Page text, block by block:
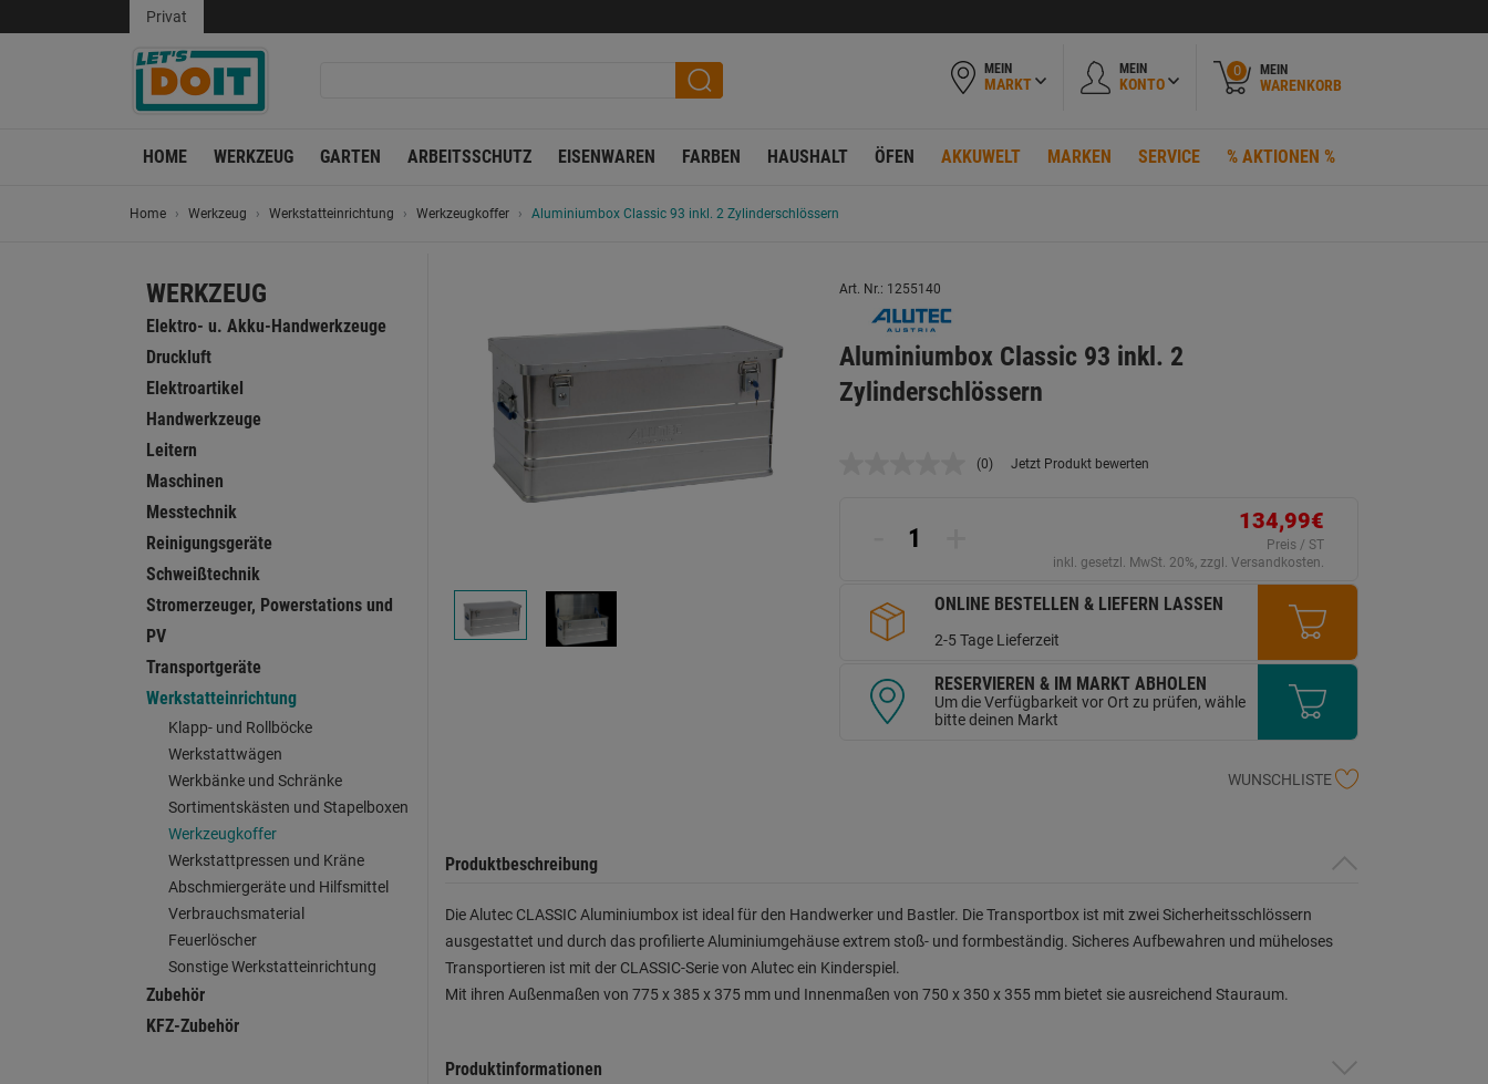
Privat
MEIN
MARKT
MEIN
KONTO
0 MEIN
WARENKORB
HOME WERKZEUG GARTEN ARBEITSSCHUTZ EISENWAREN FARBEN HAUSHALT ÖFEN AKKUWELT MARKEN SERVICE % AKTIONEN %
Home Werkzeug Werkstatteinrichtung Werkzeugkoffer Aluminiumbox Classic 93 inkl. 2 Zylinderschlössern
WERKZEUG
Elektro- u. Akku-Handwerkzeuge
Druckluft
Elektroartikel
Handwerkzeuge
Leitern
Maschinen
Messtechnik
Reinigungsgeräte
Schweißtechnik
Stromerzeuger, Powerstations und
PV
Transportgeräte
Werkstatteinrichtung
Klapp- und Rollböcke
Werkstattwägen
Werkbänke und Schränke
Sortimentskästen und Stapelboxen
Werkzeugkoffer
Werkstattpressen und Kräne
Abschmiergeräte und Hilfsmittel
Verbrauchsmaterial
Feuerlöscher
Sonstige Werkstatteinrichtung
Zubehör
KFZ-Zubehör
Art. Nr.: 1255140
Aluminiumbox Classic 93 inkl. 2
Zylinderschlössern
Kein
(0) Jetzt Produkt bewerten
134,99€
Preis / ST
inkl. gesetzl. MwSt. 20%, zzgl. Versandkosten.
ONLINE BESTELLEN & LIEFERN LASSEN
2-5 Tage Lieferzeit
RESERVIEREN & IM MARKT ABHOLEN
Um die Verfügbarkeit vor Ort zu prüfen, wähle
bitte deinen Markt
WUNSCHLISTE
Produktbeschreibung
Die Alutec CLASSIC Aluminiumbox ist ideal für den Handwerker und Bastler. Die Transportbox ist mit zwei Sicherheitsschlössern
ausgestattet und durch das profilierte Aluminiumgehäuse extrem stoß- und formbeständig. Sicheres Aufbewahren und müheloses
Transportieren ist mit der CLASSIC-Serie von Alutec ein Kinderspiel.
Mit ihren Außenmaßen von 775 x 385 x 375 mm und Innenmaßen von 750 x 350 x 355 mm bietet sie ausreichend Stauraum.
Produktinformationen